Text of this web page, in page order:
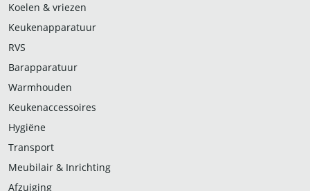
Koelen & vriezen
Keukenapparatuur
RVS
Barapparatuur
Warmhouden
Keukenaccessoires
Hygiëne
Transport
Meubilair & Inrichting
Afzuiging